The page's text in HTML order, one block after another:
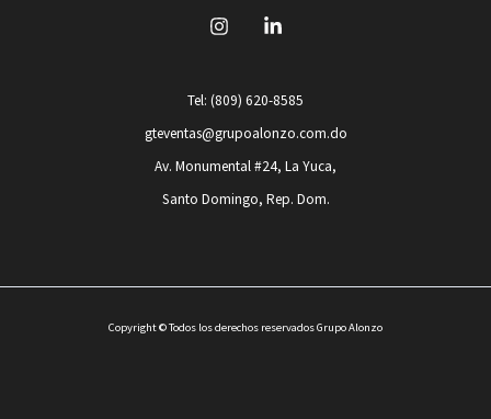
Tel: (809) 620-8585
gteventas@grupoalonzo.com.do
Av. Monumental #24, La Yuca,
Santo Domingo, Rep. Dom.
Copyright © Todos los derechos reservados Grupo Alonzo